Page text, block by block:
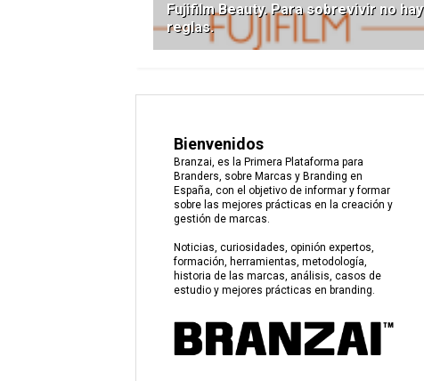
Fujifilm Beauty. Para sobrevivir no hay
reglas.
Bienvenidos
Branzai, es la Primera Plataforma para
Branders, sobre Marcas y Branding en
España, con el objetivo de informar y formar
sobre las mejores prácticas en la creación y
gestión de marcas.
Noticias, curiosidades, opinión expertos,
formación, herramientas, metodología,
historia de las marcas, análisis, casos de
estudio y mejores prácticas en branding.